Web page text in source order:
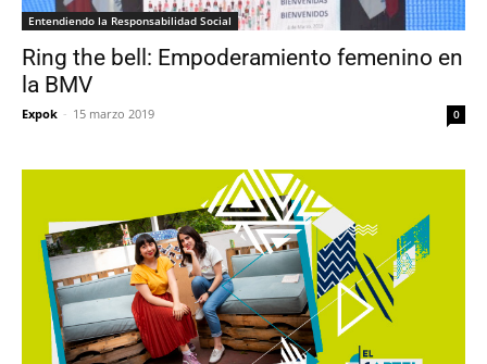
Entendiendo la Responsabilidad Social
Ring the bell: Empoderamiento femenino en
la BMV
Expok - 15 marzo 2019 0